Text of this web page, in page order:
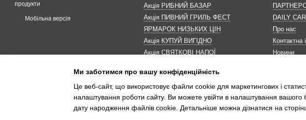
продукти
Мобільна версія
Акція РИБНИЙ БАЗАР
Акція ПИВНИЙ ГРИЛЬ ФЕСТ
ЯРМАРОК НИЗЬКИХ ЦІН
Акція КУПУЙ ВИГІДНО
Акція СВЯТКОВІ НАПОЇ
Акція ДО МАКОВЕЯ
ІНШІ АКЦІЇ
DAILY
Про нас
Контактна
Новини
Ми заботимся про вашу конфіденційність
Це веб-сайт, що використовує файли cookie для маркетингових і
налаштування роботи сайту. Ви можете увійти в налаштування вашого
дату народження файлів cookie. Детальніше можна дізнатися на